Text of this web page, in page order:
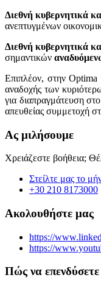
Διεθνή κυβερνητικά
ανεπτυγμένων
Διεθνή κυβερνητικά
σημαντικών
Επιπλέον, στην
αναδοχής των
για διαπραγμάτευση
απευθείας συμμετοχή
Ας μιλήσουμε
Χρειάζεστε βοήθεια;
Στείλτε μας το
+30 210 8173000
Ακολουθήστε μας
https://
https://
Πώς να επενδύσετε